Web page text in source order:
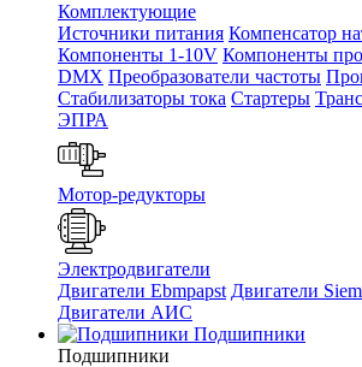
Комплектующие
Источники питания Компенсатор
Компоненты 1-10V Компоненты
DMX Преобразователи частоты
Стабилизаторы тока Стартеры
ЭПРА
Мотор-редукторы
Электродвигатели
Двигатели Ebmpapst Двигатели
Двигатели АИС
Подшипники
Подшипники